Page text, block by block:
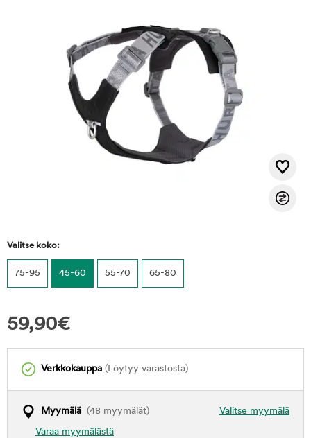
Valitse koko:
75-95 45-60 55-70 65-80
59,90€
Verkkokauppa (Löytyy varastosta)
Valitse myymälä
Myymälä (48 myymälät)
Varaa myymälästä